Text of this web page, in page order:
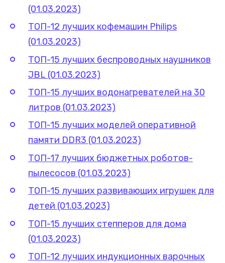
(01.03.2023)
ТОП-12 лучших кофемашин Philips
(01.03.2023)
ТОП-15 лучших беспроводных наушников
JBL (01.03.2023)
ТОП-15 лучших водонагревателей на 30
литров (01.03.2023)
ТОП-15 лучших моделей оперативной
памяти DDR3 (01.03.2023)
ТОП-17 лучших бюджетных роботов-
пылесосов (01.03.2023)
ТОП-15 лучших развивающих игрушек для
детей (01.03.2023)
ТОП-15 лучших степперов для дома
(01.03.2023)
ТОП-12 лучших индукционных варочных